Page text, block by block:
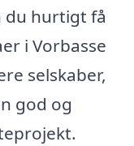
hurtigt få
i Vorbasse
selskaber,
god og